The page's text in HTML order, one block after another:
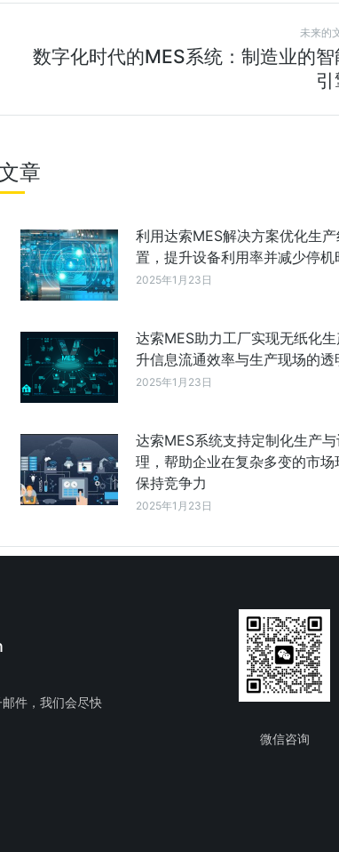
未来的
数字化时代的MES系统：制造业的智
章
利用达索MES解决方案优化生
置，提升设备利用率并减少停机
2025年1月23日
达索MES助力工厂实现无纸化
升信息流通效率与生产现场的透
2025年1月23日
达索MES系统支持定制化生产
理，帮助企业在复杂多变的市场
保持竞争力
2025年1月23日
件，我们会尽快
微信咨询